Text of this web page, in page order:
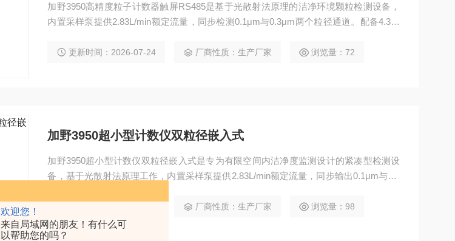
欢迎您！
来自局域网的朋友！有什么可
以帮助您的吗？
加野3950高精度粒子计数器触屏RS485是基于光散射法原理的洁净环境颗粒检测设备，
内置采样泵提供2.83L/min额定流量，同步检测0.1μm与0.3μm两个粒径通道。配备4.3英
00条CSV格式记录，适用于洁净室分级管理、半导体设备配套及高清洁度区域在线监
更新时间：2026-07-24 厂商性质：生产厂家 浏览量：72
加野3950超小型计数仪双粒径嵌入式
加野3950超小型计数仪双粒径嵌入式是专为有限空间内洁净度监测设计的紧凑型检测设
备，基于光散射法原理工作，内置采样泵提供2.83L/min额定流量，同步输出0.1μm与0.3
口，可存储10,000条CSV格式记录，主要面向半导体设备机台内部安装与洁净室定点监
控场景。
厂商性质：生产厂家 浏览量：98